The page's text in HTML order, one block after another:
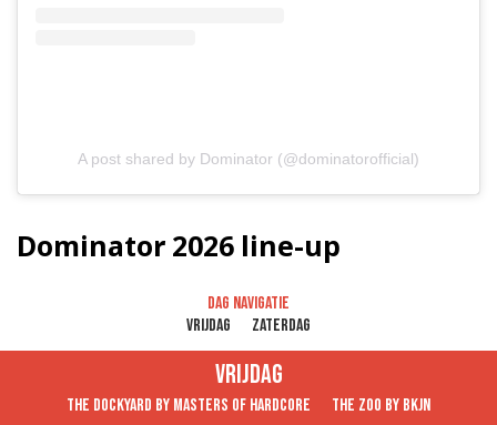
A post shared by Dominator (@dominatorofficial)
Dominator 2026 line-up
Dag navigatie
Vrijdag
Zaterdag
Vrijdag
THE DOCKYARD by MASTERS OF HARDCORE
THE ZOO by BKJN